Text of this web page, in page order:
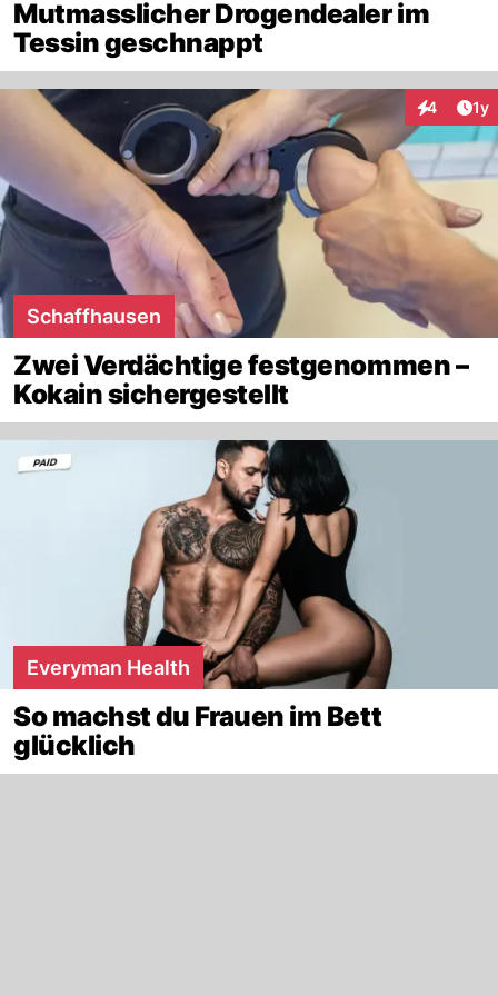
Mutmasslicher Drogendealer im
Tessin geschnappt
4 1y
Schaffhausen
Zwei Verdächtige festgenommen –
Kokain sichergestellt
Everyman Health
So machst du Frauen im Bett
glücklich